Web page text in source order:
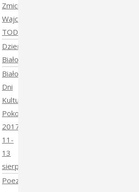
Zmiciera
Wajciuszkiewicza
TODARA
Dzień
Białoruski
Białowieskie
Dni
Kultury
Pokoju
2017
11-
13
sierpnia
Poezja